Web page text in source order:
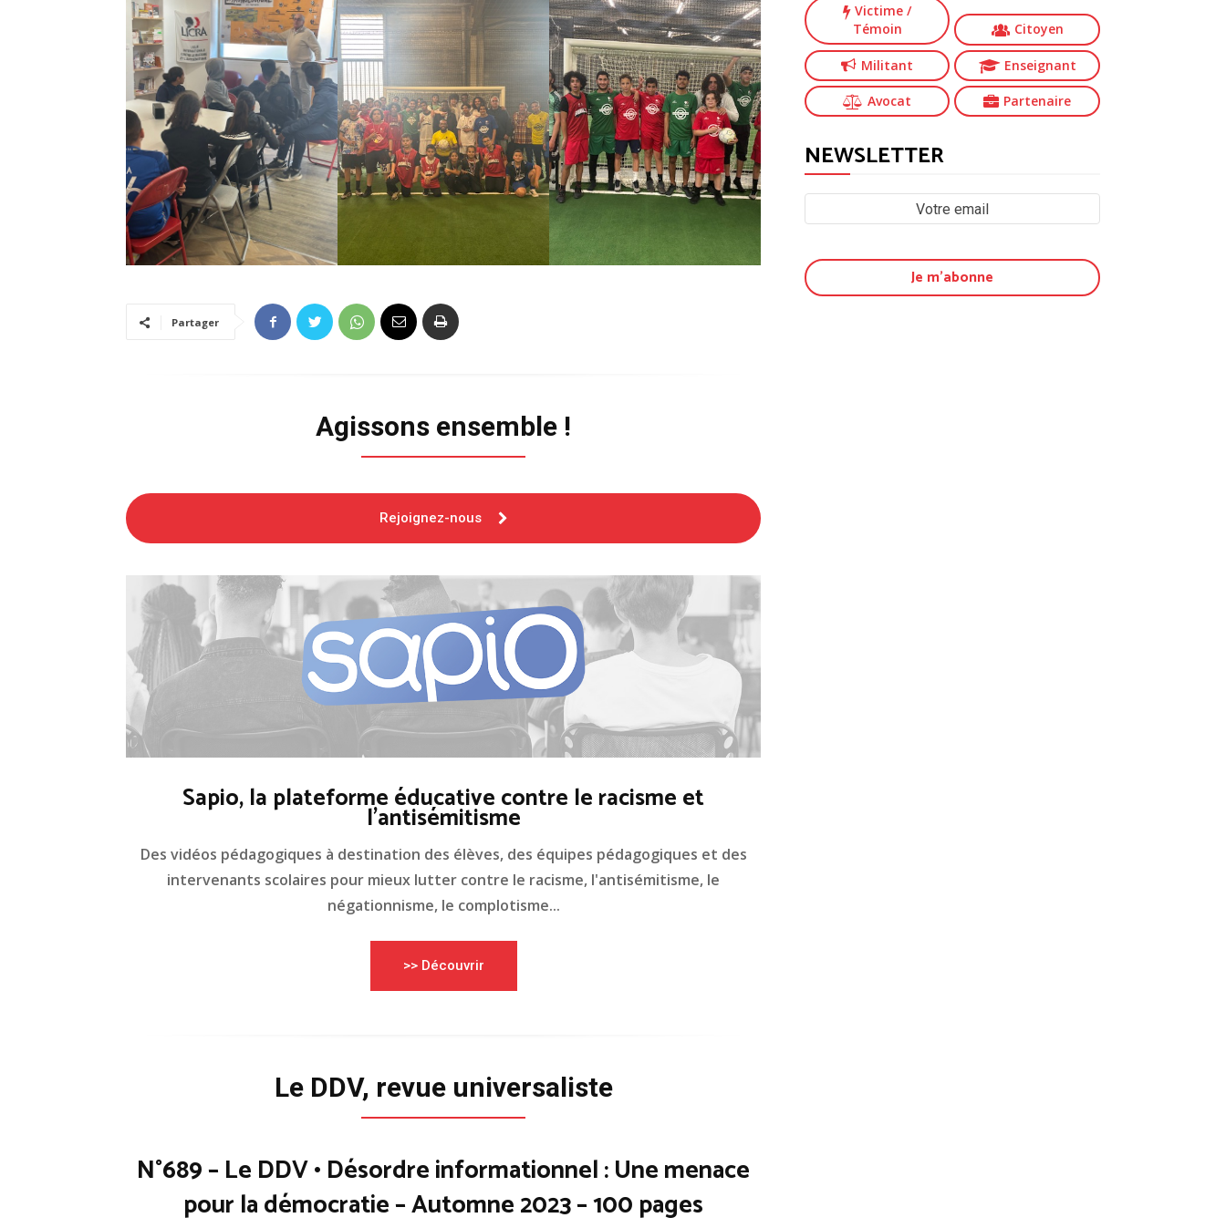
Partager
Agissons ensemble !
Rejoignez-nous
Sapio, la plateforme éducative contre le racisme et
l'antisémitisme
Des vidéos pédagogiques à destination des élèves, des équipes pédagogiques et des
intervenants scolaires pour mieux lutter contre le racisme, l'antisémitisme, le
négationnisme, le complotisme...
>> Découvrir
Le DDV, revue universaliste
N°689 – Le DDV • Désordre informationnel : Une menace
pour la démocratie – Automne 2023 – 100 pages
Victime/
Témoin
Citoyen
Militant Enseignant
Avocat Partenaire
NEWSLETTER